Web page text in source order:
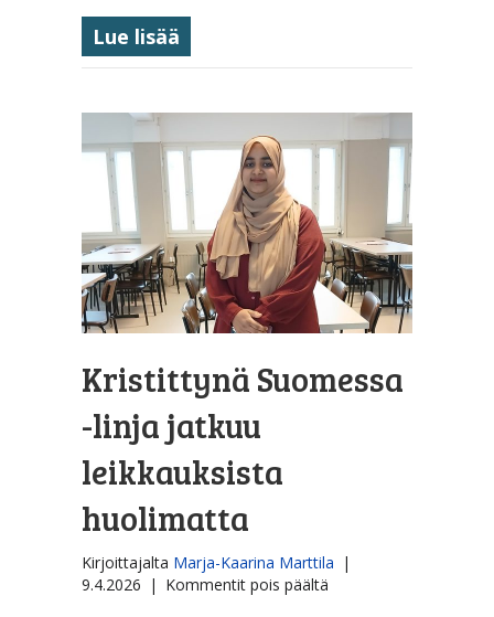
Lue lisää
Kristittynä Suomessa
-linja ­jatkuu
leikkauksista
huolimatta
Kirjoittajalta Marja-Kaarina Marttila |
9.4.2026 | Kommentit pois päältä